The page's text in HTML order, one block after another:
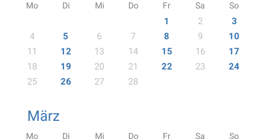
Mo Di Mi Do Fr Sa So
1 2
3
4
5 6 7 8 9
10
11
12 13 14 15 16
17
18
19 20 21 22 23
24
25
26 27 28
März
Mo Di Mi Do Fr Sa So